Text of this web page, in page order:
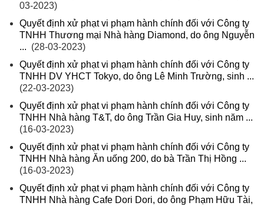
03-2023)
Quyết định xử phạt vi phạm hành chính đối với Công ty
TNHH Thương mại Nhà hàng Diamond, do ông Nguyễn
... (28-03-2023)
Quyết định xử phạt vi phạm hành chính đối với Công ty
TNHH DV YHCT Tokyo, do ông Lê Minh Trường, sinh ...
(22-03-2023)
Quyết định xử phạt vi phạm hành chính đối với Công ty
TNHH Nhà hàng T&T, do ông Trần Gia Huy, sinh năm ...
(16-03-2023)
Quyết định xử phạt vi phạm hành chính đối với Công ty
TNHH Nhà hàng Ăn uống 200, do bà Trần Thị Hồng ...
(16-03-2023)
Quyết định xử phạt vi phạm hành chính đối với Công ty
TNHH Nhà hàng Cafe Dori Dori, do ông Phạm Hữu Tài,